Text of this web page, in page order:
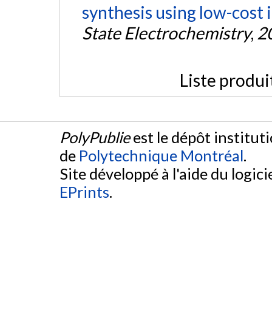
synthesis using low-cost
State Electrochemistry,
Liste
PolyPublieest le dépôt
de Polytechnique Montréal.
Site développé à l'aide du
EPrints.